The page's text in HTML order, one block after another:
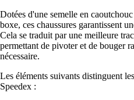
Dotées d'une semelle en
boxe, ces chaussures garantissent
Cela se traduit par une meilleure
permettant de pivoter et de bouger
nécessaire.
Les éléments suivants distinguent
Speedex :